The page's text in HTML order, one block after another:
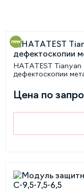
HATATEST Tianyan
дефектоскопии
Цена по